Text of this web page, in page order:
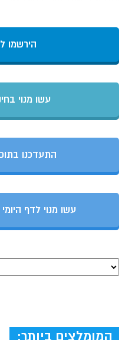
הירשמו
עשו מנוי
התעדכנו
עשו מנוי לדף
המומלצים ביותר: